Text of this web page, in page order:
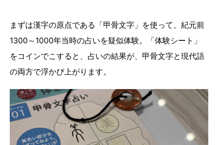
まずは漢字の原点である「甲骨文字」を使って、紀元前
1300～1000年当時の占いを疑似体験。「体験シート」
をコインでこすると、占いの結果が、甲骨文字と現代語
の両方で浮かび上がります。